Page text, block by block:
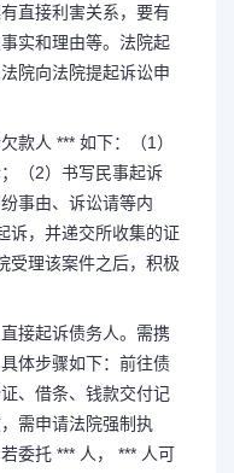
直接利害关系，要有
实和理由等。法院起
院向法院提起诉讼申
款人 *** 如下：（1）
（2）书写民事起诉
事由、诉讼请等内
诉，并递交所收集的证
受理该案件之后，积极
接起诉债务人。需携
体步骤如下：前往债
、借条、钱款交付记
需申请法院强制执
委托 *** 人， *** 人可